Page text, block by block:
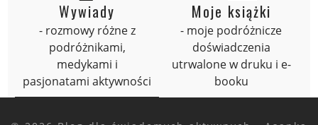
Wywiady
- rozmowy różne z
podróżnikami,
medykami i
pasjonatami aktywności
Moje książki
- moje podróżnicze
doświadczenia
utrwalone w druku i e-
booku